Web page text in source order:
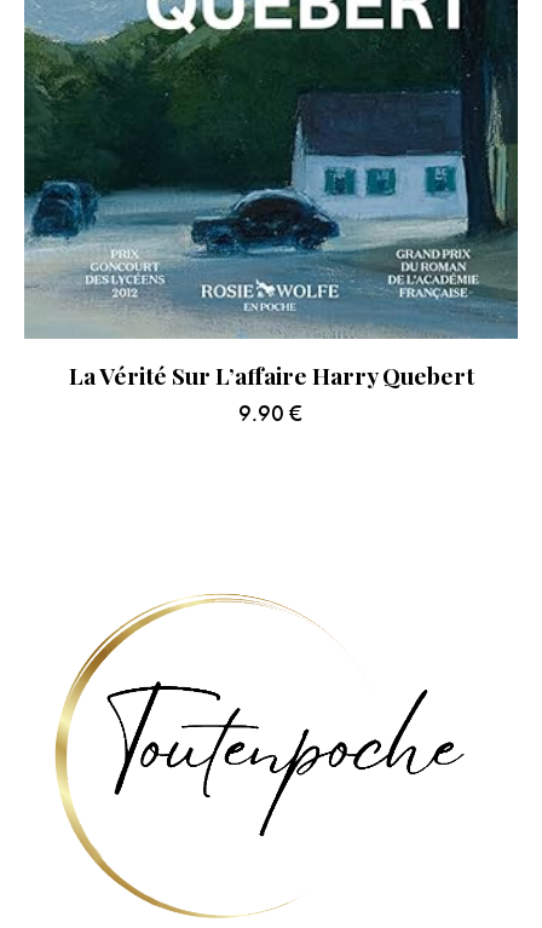
La Vérité Sur L’affaire Harry Quebert
9.90 €